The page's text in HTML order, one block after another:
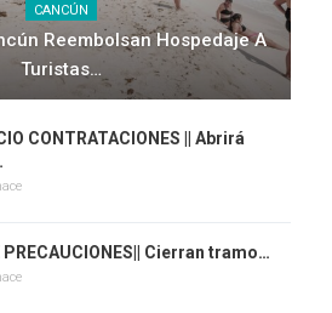
CANCÚN
Reembolsan Hospedaje A
Turistas…
CONTRATACIONES || Abrirá
PRECAUCIONES|| Cierran tramo…